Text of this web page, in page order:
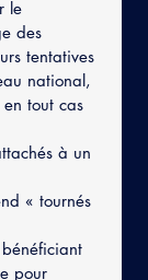
le
des
tentatives
national,
tout cas
à un
« tournés
pour